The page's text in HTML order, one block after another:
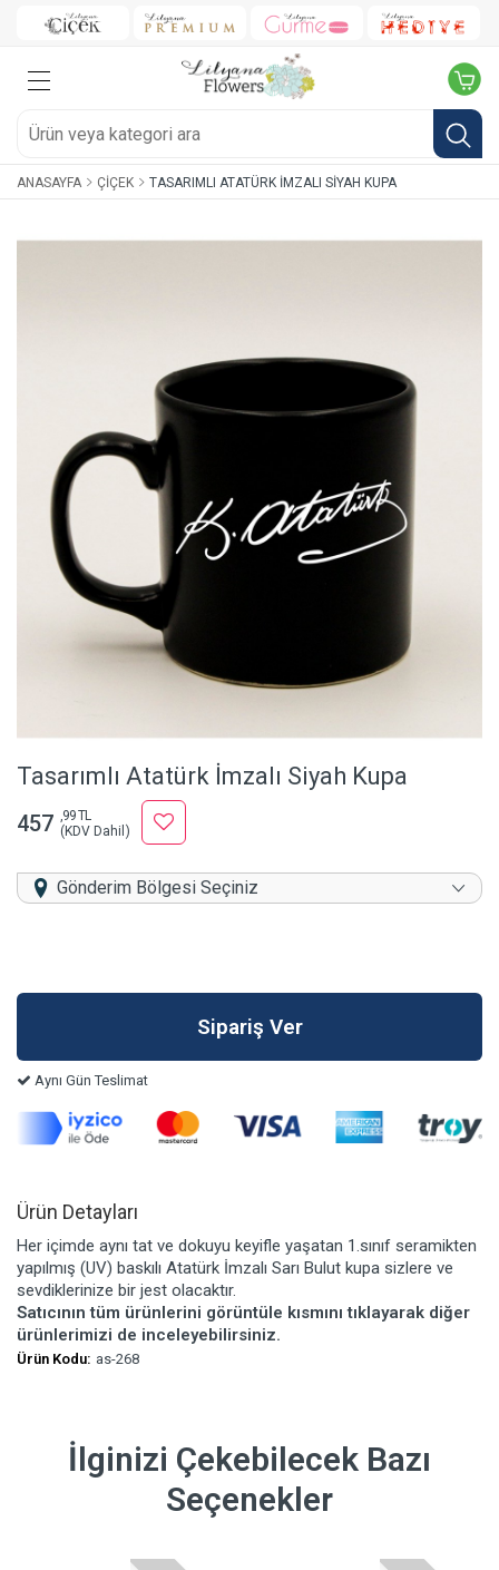
ANASAYFA ÇIÇEK TASARIMLI ATATÜRK İMZALI SIYAH KUPA
Tasarımlı Atatürk İmzalı Siyah Kupa
457 ,99 TL
(KDV Dahil)
Gönderim Bölgesi Seçiniz
Aynı Gün Teslimat
Ürün Detayları
Her içimde aynı tat ve dokuyu keyifle yaşatan 1.sınıf seramikten
yapılmış (UV) baskılı Atatürk İmzalı Sarı Bulut kupa sizlere ve
sevdiklerinize bir jest olacaktır.
Satıcının tüm ürünlerini görüntüle kısmını tıklayarak diğer
ürünlerimizi de inceleyebilirsiniz.
Ürün Kodu: as-268
İlginizi Çekebilecek Bazı
Seçenekler